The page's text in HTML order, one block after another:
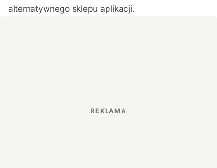
alternatywnego sklepu aplikacji.